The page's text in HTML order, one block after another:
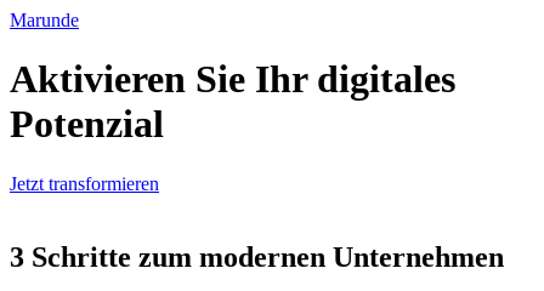
Marunde
Aktivieren Sie Ihr digitales
Potenzial
Jetzt transformieren
3 Schritte zum modernen Unternehmen